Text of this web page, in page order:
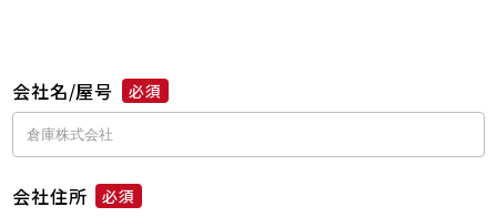
会社名/屋号 必須
会社住所 必須